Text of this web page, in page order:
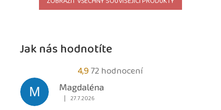
Jak nás hodnotíte
4,9Průměrné
hodnocení
obchodu
72 hodnocení
M
Magdaléna
Hodnocení obchodu je 5 z 5 hvězdiček.
| 27.7.2026